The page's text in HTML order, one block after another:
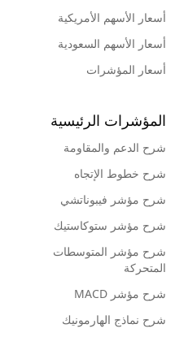
أسعار الأسهم الأمريكية
أسعار الأسهم السعودية
أسعار المؤشرات
المؤشرات الرئيسية
شرح الدعم والمقاومة
شرح خطوط الإتجاه
شرح مؤشر فيبوناتشي
شرح مؤشر ستوكاستيك
شرح مؤشر المتوسطات
المتحركة
شرح مؤشر MACD
شرح نماذج الهارمونيك